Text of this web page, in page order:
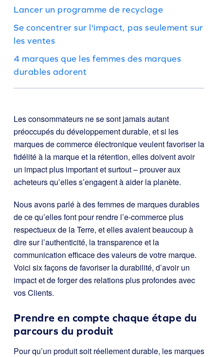
Lancer un programme de recyclage
Se concentrer sur l'impact, pas seulement sur
les ventes
4 marques que les femmes des marques
durables adorent
Les consommateurs ne se sont jamais autant
préoccupés du développement durable, et si les
marques de commerce électronique veulent favoriser la
fidélité à la marque et la rétention, elles doivent avoir
un impact plus important et surtout – prouver aux
acheteurs qu’elles s’engagent à aider la planète.
Nous avons parlé à des femmes de marques durables
de ce qu’elles font pour rendre l’e-commerce plus
respectueux de la Terre, et elles avaient beaucoup à
dire sur l’authenticité, la transparence et la
communication efficace des valeurs de votre marque.
Voici six façons de favoriser la durabilité, d’avoir un
impact et de forger des relations plus profondes avec
vos Clients.
Prendre en compte chaque étape du
parcours du produit
Pour qu’un produit soit réellement durable, les marques